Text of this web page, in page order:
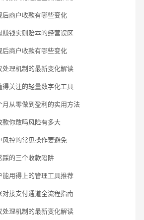
后商户收款有哪些变化
赚钱实则赔本的经营误区
后商户收款有哪些变化
处理机制的最新变化解读
得关注的轻量数字化工具
月从零做到盈利的实用方法
款你敢吗风险有多大
风控的常见操作要避免
踩的三个收款陷阱
能用得上的管理工具推荐
对接支付通道全流程指南
处理机制的最新变化解读